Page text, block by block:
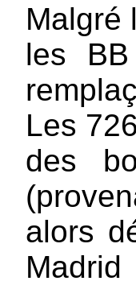
Malgré
les
Les
des
alors